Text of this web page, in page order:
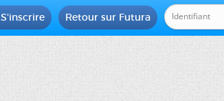
Retour sur Futura
S'inscrire